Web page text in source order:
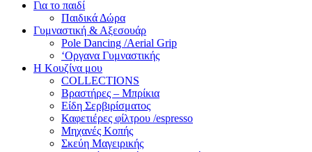
Για το παιδί
Παιδικά Δώρα
Γυμναστική & Αξεσουάρ
Pole Dancing /Aerial Grip
‘Οργανα Γυμναστικής
Η Κουζίνα μου
COLLECTIONS
Βραστήρες – Μπρίκια
Είδη Σερβιρίσματος
Καφετιέρες φίλτρου /espresso
Μηχανές Κοπής
Σκεύη Μαγειρικής